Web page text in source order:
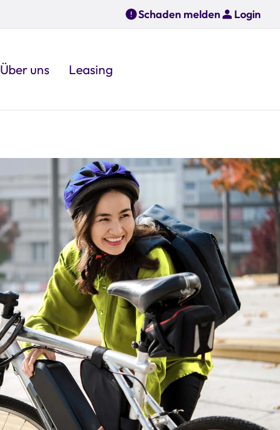
Schaden melden Login
Über uns Leasing